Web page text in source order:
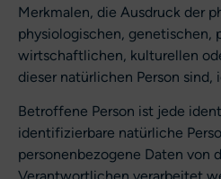
Merkmalen, die Ausdruck der
physiologischen, genetischen,
wirtschaftlichen, kulturellen
dieser natürlichen Person
Betroffene Person ist jede
identifizierbare natürliche
personenbezogene Daten von